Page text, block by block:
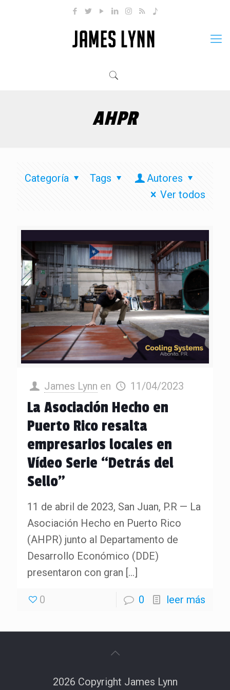
AHPR
Categoría Tags
Autores
Ver todos
James Lynn en 11/04/2023
La Asociación Hecho en
Puerto Rico resalta
empresarios locales en
Vídeo Serie “Detrás del
Sello”
11 de abril de 2023, San Juan, P.R — La
Asociación Hecho en Puerto Rico
(AHPR) junto al Departamento de
Desarrollo Económico (DDE)
presentaron con gran […]
0 0 leer más
2026 Copyright James Lynn